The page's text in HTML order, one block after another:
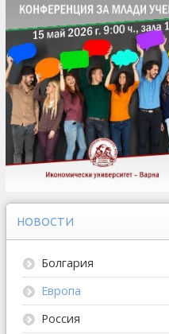
НОВОСТИ
Болгария
Европа
Россия